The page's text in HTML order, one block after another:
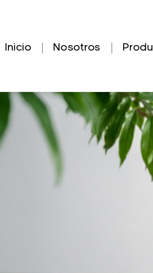
principal
Inicio Nosotros